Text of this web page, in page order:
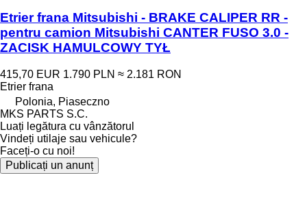
Etrier frana Mitsubishi - BRAKE CALIPER RR -
pentru camion Mitsubishi CANTER FUSO 3.0 -
ZACISK HAMULCOWY TYŁ
415,70 EUR 1.790 PLN ≈ 2.181 RON
Etrier frana
Polonia, Piaseczno
MKS PARTS S.C.
Luați legătura cu vânzătorul
Vindeți utilaje sau vehicule?
Faceți-o cu noi!
Publicați un anunț